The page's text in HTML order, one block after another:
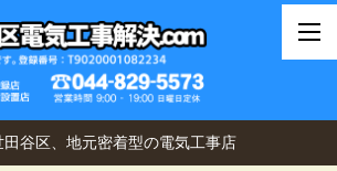
田谷区、地元密着型の電気工事店